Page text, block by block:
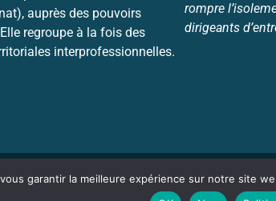
auprès des pouvoirs
regroupe à la fois des
interprofessionnelles.
rompre
dirigeants
Vos données (RGPD)
garantir la meilleure expérience sur notre site